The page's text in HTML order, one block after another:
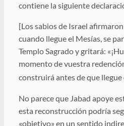
contiene la siguiente
[Los sabios de Israel
cuando llegue el Mesías, se
Templo Sagrado y gritará:
momento de vuestra
construirá antes de que llegue
No parece que Jabad apoye
esta reconstrucción podría
«objetivo» en un sentido